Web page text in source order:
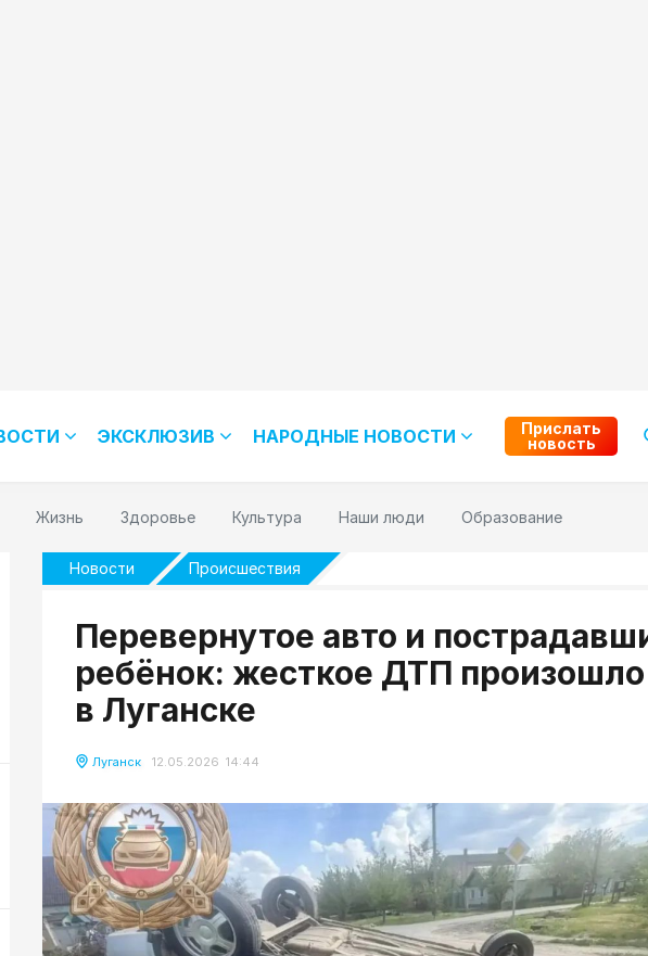
ЭКСКЛЮЗИВ НАРОДНЫЕ НОВОСТИ
Прислать
новость
Жизнь Здоровье Культура Наши люди Образование
Новости Происшествия
Перевернутое авто и
ребёнок: жесткое ДТП произошло
в Луганске
Луганск 12.05.2026 14:44